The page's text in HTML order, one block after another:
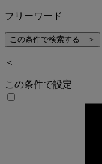
フリーワード
＜
この条件で設定